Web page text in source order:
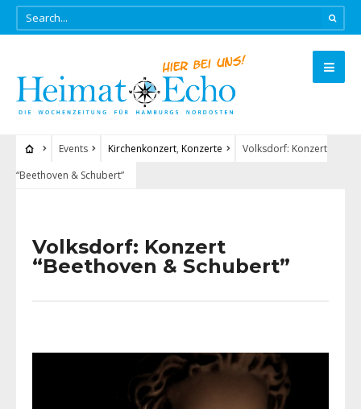
Events Kirchenkonzert, Konzerte
Volksdorf: Konzert
“Beethoven & Schubert”
Volksdorf: Konzert
“Beethoven & Schubert”